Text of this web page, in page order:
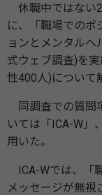
休職中ではない
に、「職場でのポ
ョンとメンタルヘ
式ウェブ調査)を
性400人)について
同調査での質問
いては「ICA-W」
用いた。
ICA-Wでは、「
メッセージが無視